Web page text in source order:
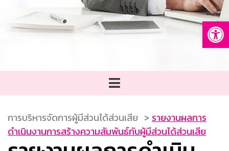
บริการทางการเงิน
อื่นๆ
TH
EN
GSB Society
การบริหารจัดการผู้มีส่วนได้ส่วนเสีย
รายงานผลการ
ดำเนินงานการสร้างความสัมพันธ์กับผู้มีส่วนได้ส่วนเสีย